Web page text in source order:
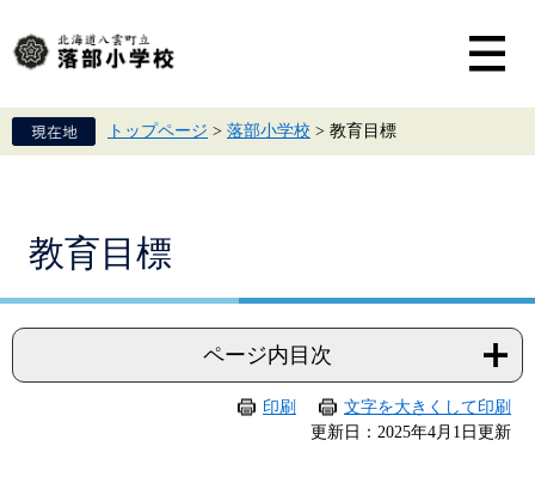
ジ
頭
で
す。
ュ
飛
ば
し
トップページ > 落部小学校 > 教育目標
教育目標
ページ内目次
印刷
文字を大きくして印刷
更新日：2025年4月1日更新